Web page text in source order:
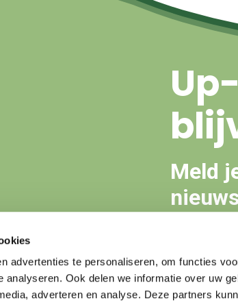
advertenties te personaliseren, om functies
analyseren. Ook delen we informatie over uw
adverteren en analyse. Deze partners
Meld